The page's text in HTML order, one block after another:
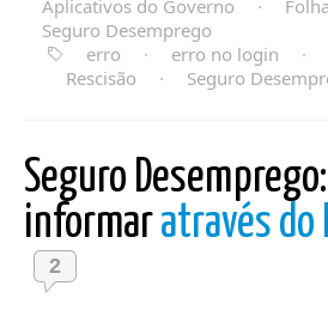
Aplicativos do Governo
·
Seguro Desemprego
erro
· erro no login ·
Rescisão
· Seguro
Seguro
informaratravés do
2